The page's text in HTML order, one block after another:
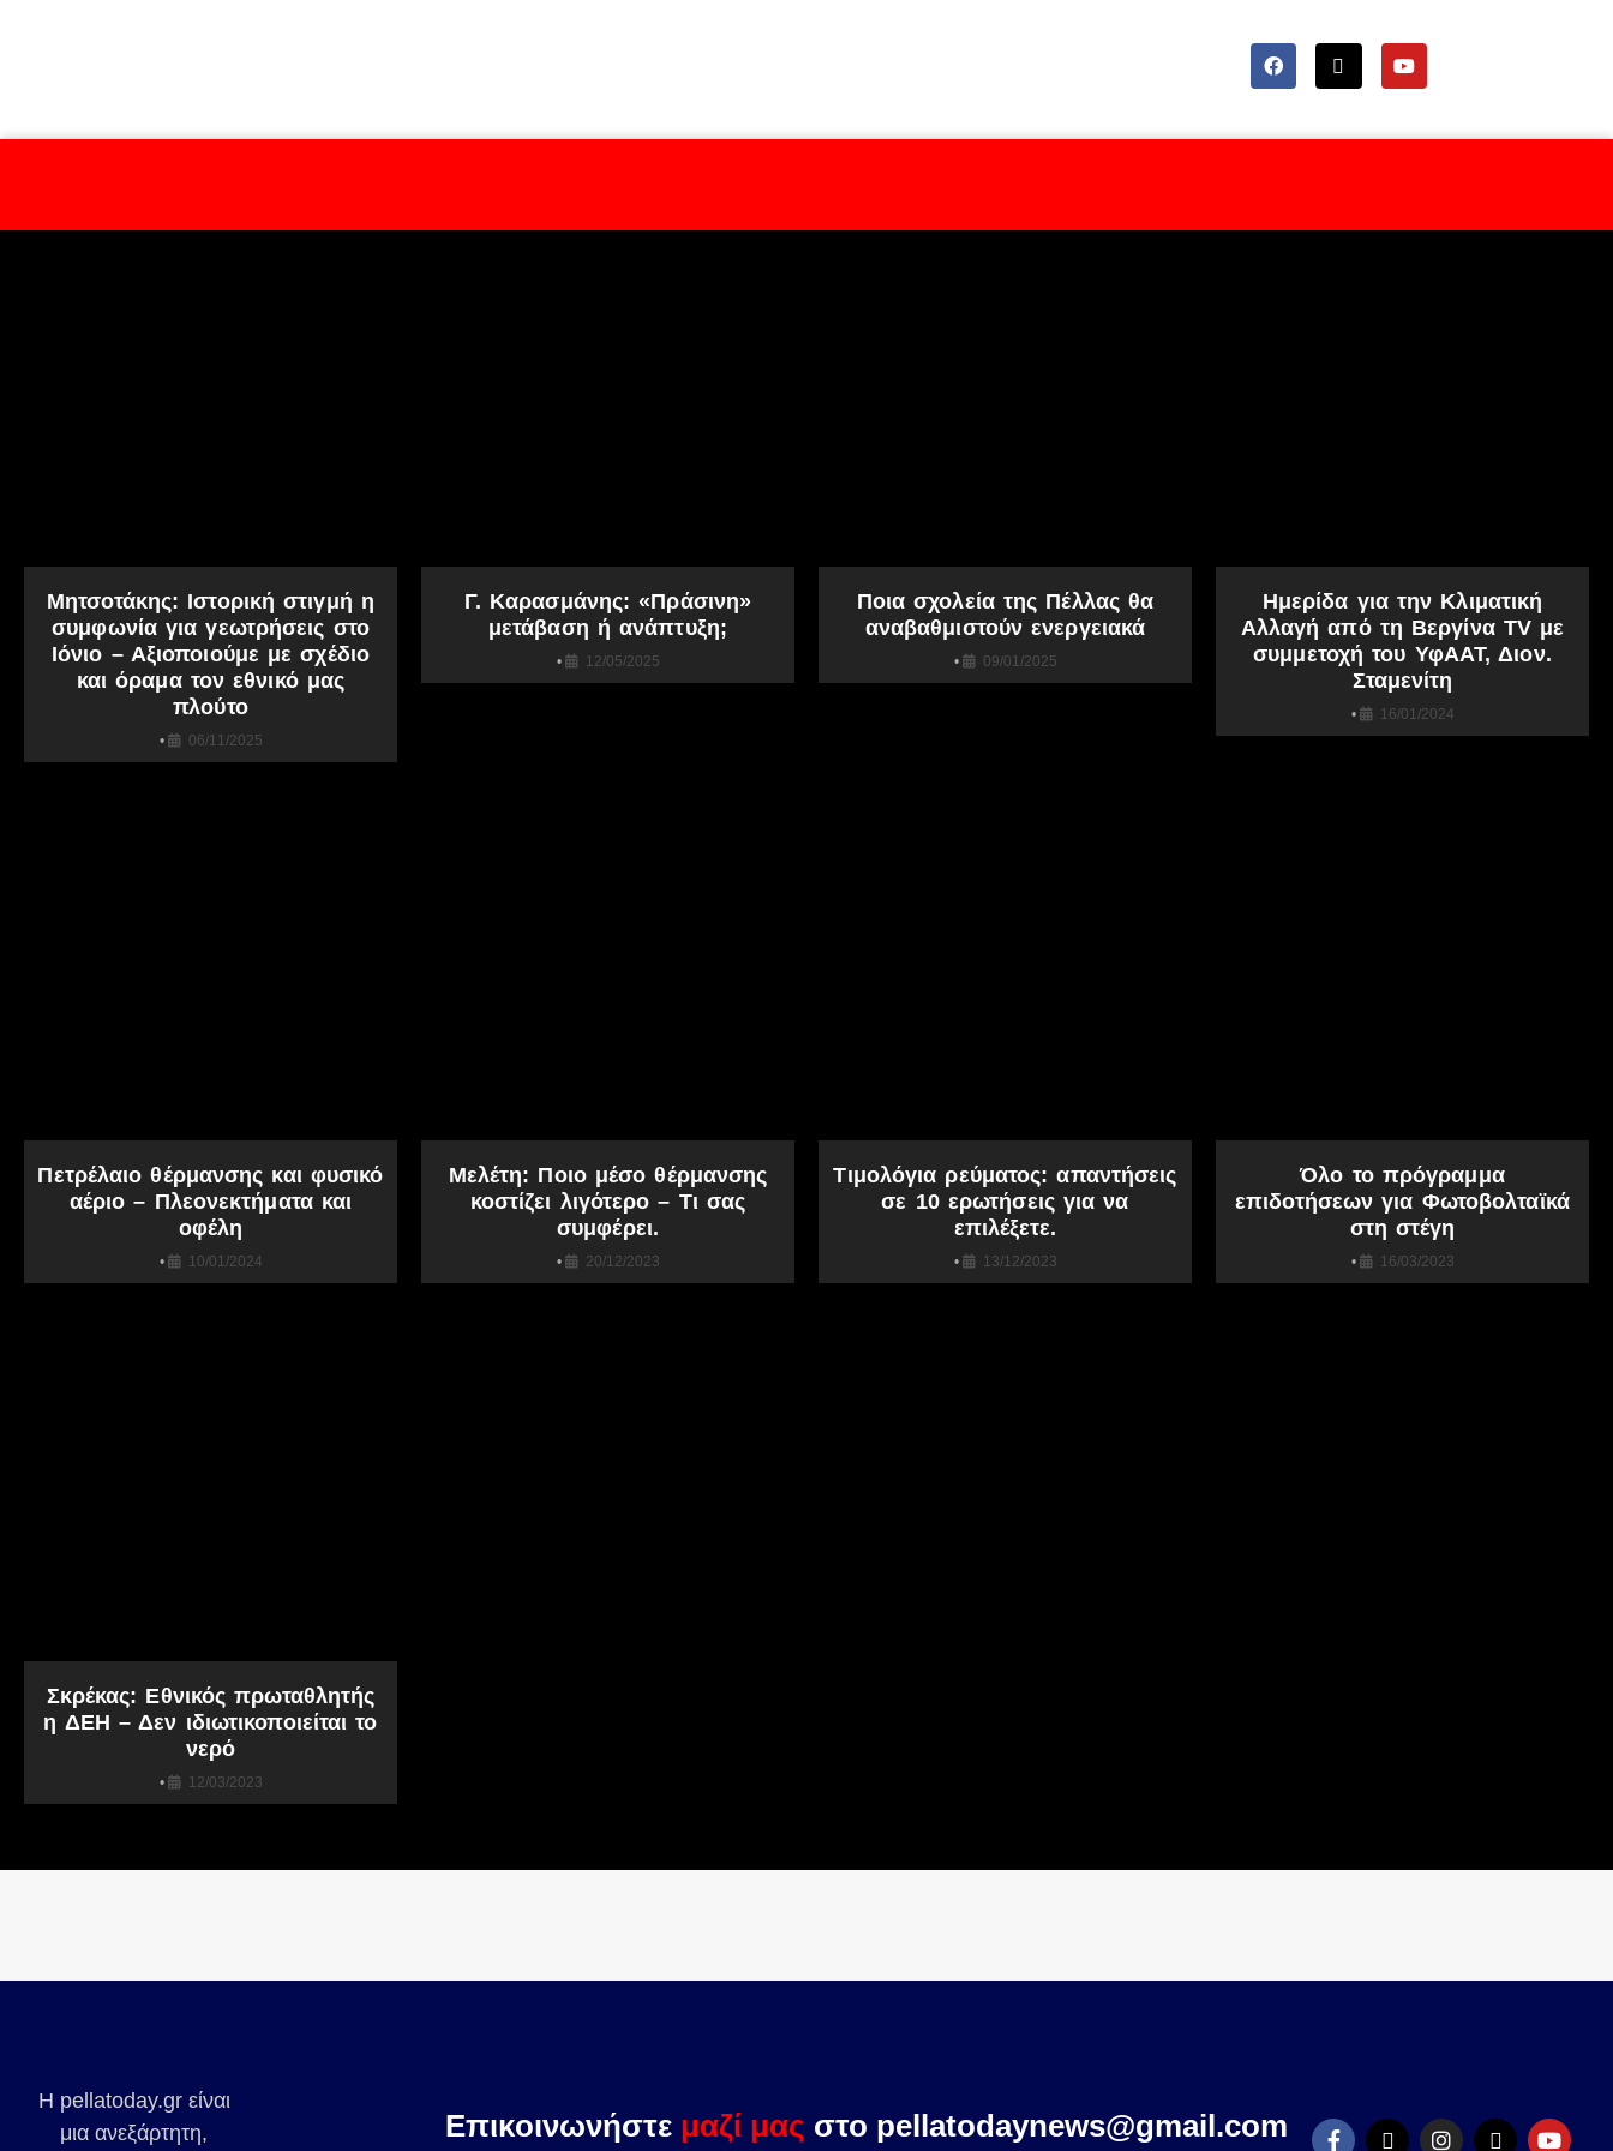
Μητσοτάκης: Ιστορική στιγμή η
συμφωνία για γεωτρήσεις στο
Ιόνιο – Αξιοποιούμε με σχέδιο
και όραμα τον εθνικό μας
πλούτο
• 06/11/2025
Γ. Καρασμάνης: «Πράσινη»
μετάβαση ή ανάπτυξη;
• 12/05/2025
Ποια σχολεία της Πέλλας θα
αναβαθμιστούν ενεργειακά
• 09/01/2025
Ημερίδα για την Κλιματική
Αλλαγή από τη Βεργίνα TV με
συμμετοχή του ΥφΑΑΤ, Διον.
Σταμενίτη
• 16/01/2024
Πετρέλαιο θέρμανσης και φυσικό
αέριο – Πλεονεκτήματα και
οφέλη
• 10/01/2024
Μελέτη: Ποιο μέσο θέρμανσης
κοστίζει λιγότερο – Τι σας
συμφέρει.
• 20/12/2023
Τιμολόγια ρεύματος: απαντήσεις
σε 10 ερωτήσεις για να
επιλέξετε.
• 13/12/2023
Όλο το πρόγραμμα
επιδοτήσεων για Φωτοβολταϊκά
στη στέγη
• 16/03/2023
Σκρέκας: Εθνικός πρωταθλητής
η ΔΕΗ – Δεν ιδιωτικοποιείται το
νερό
• 12/03/2023
Η pellatoday.gr είναι
μια ανεξάρτητη,
Επικοινωνήστε μαζί μας στο pellatodaynews@gmail.com